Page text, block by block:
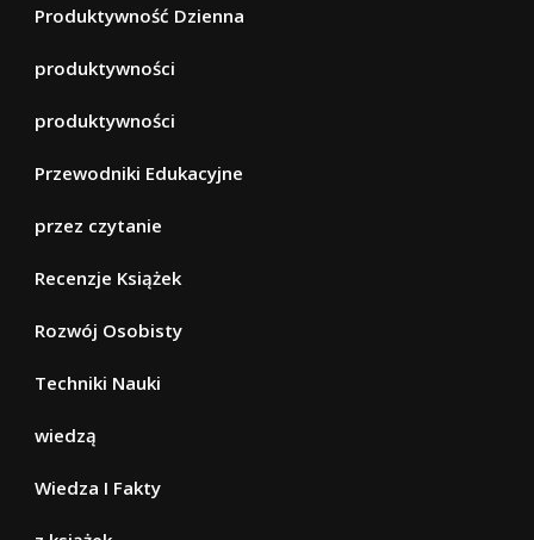
Produktywność Dzienna
produktywności
produktywności
Przewodniki Edukacyjne
przez czytanie
Recenzje Książek
Rozwój Osobisty
Techniki Nauki
wiedzą
Wiedza I Fakty